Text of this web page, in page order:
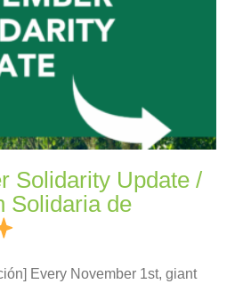
Solidarity Update /
Solidaria de
Every November 1st, giant